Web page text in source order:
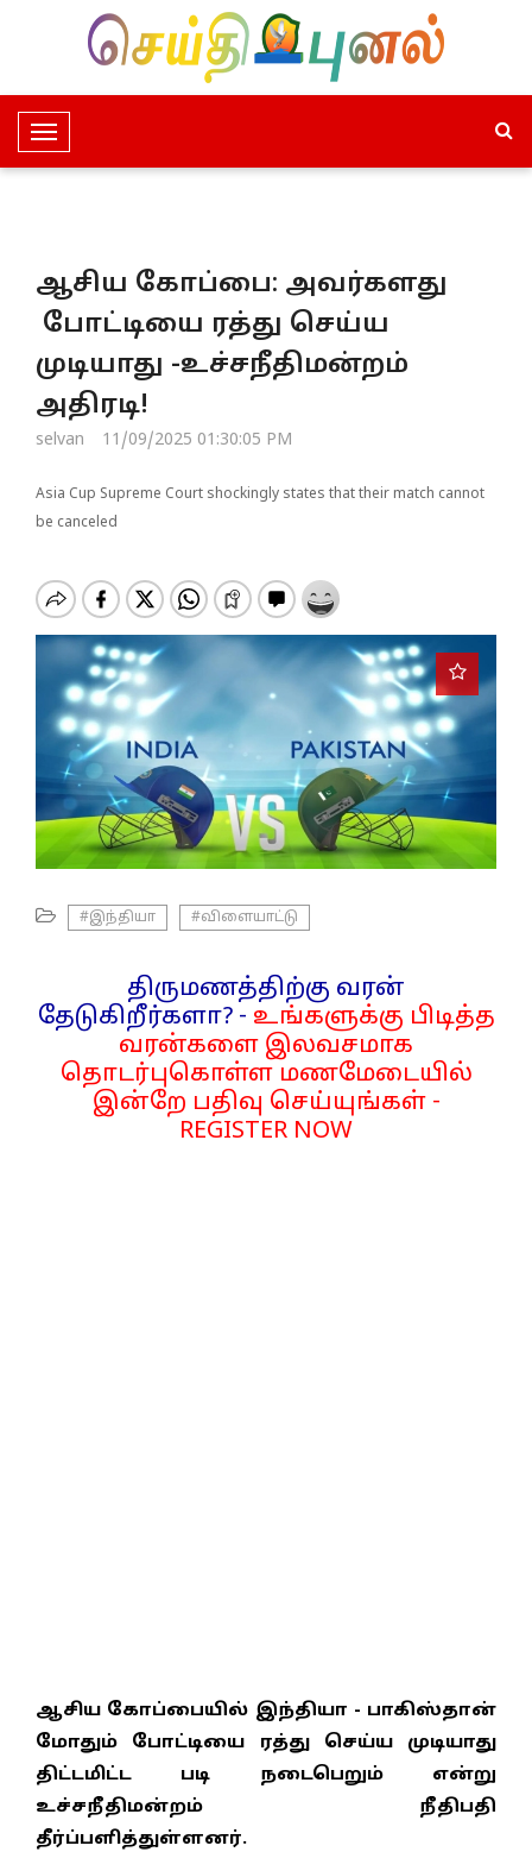
T
o
e
N
a
v
g
a
ஆசிய கோப்பை: அவர்களது
போட்டியை ரத்து செய்ய
முடியாது -உச்சநீதிமன்றம்
அதிரடி!
selvan 11/09/2025 01:30:05 PM
Asia Cup Supreme Court shockingly states that their match cannot
be canceled
#இந்தியா #விளையாட்டு
திருமணத்திற்கு வரன்
தேடுகிறீர்களா? - உங்களுக்கு பிடித்த
வரன்களை இலவசமாக
தொடர்புகொள்ள மணமேடையில்
இன்றே பதிவு செய்யுங்கள் -
REGISTER NOW
ஆசிய கோப்பையில் இந்தியா - பாகிஸ்தான்
மோதும் போட்டியை ரத்து செய்ய முடியாது
திட்டமிட்ட படி நடைபெறும் என்று
உச்சநீதிமன்றம் நீதிபதி
தீர்ப்பளித்துள்ளனர்.